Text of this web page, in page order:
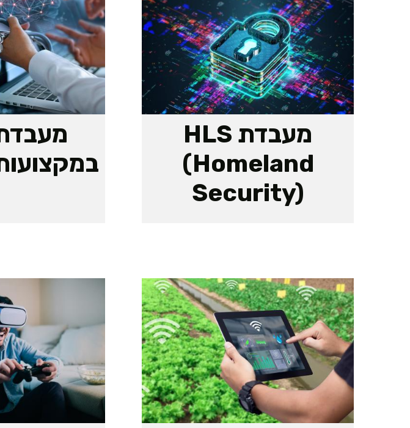
מעבדת HLS
(Homeland
Security)